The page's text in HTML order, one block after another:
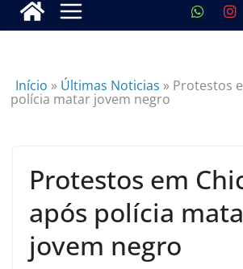
Início » Últimas Noticias » Protestos
polícia matar jovem negro
Protestos em
após polícia
jovem negro